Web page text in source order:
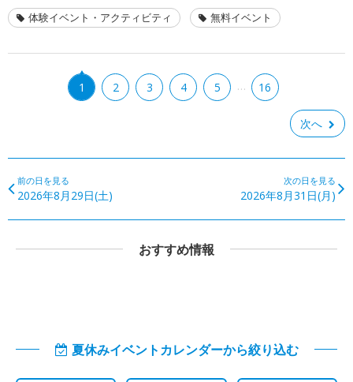
体験イベント・アクティビティ 無料イベント
1 2 3 4 5 … 16
次へ
前の日を見る
2026年8月29日(土)
次の日を見る
2026年8月31日(月)
おすすめ情報
夏休みイベントカレンダーから絞り込む